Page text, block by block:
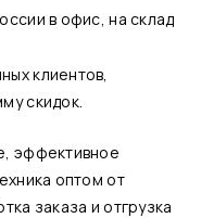
в офис, на склад
клиентов,
скидок.
эффективное
оптом от
заказа и отгрузка